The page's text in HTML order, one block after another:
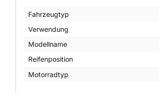
Fahrzeugtyp
Verwendung
Modellname
Reifenposition
Motorradtyp